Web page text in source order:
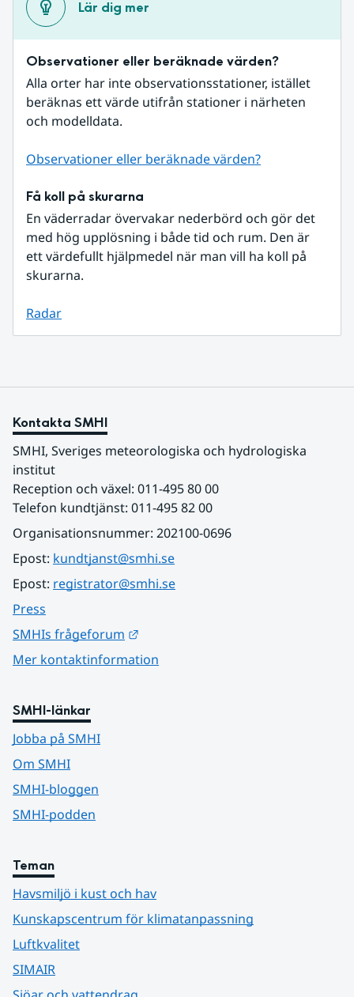
Lär dig mer
Observationer eller beräknade värden?
Alla orter har inte observationsstationer, istället
beräknas ett värde utifrån stationer i närheten
och modelldata.
Observationer eller beräknade värden?
Få koll på skurarna
En väderradar övervakar nederbörd och gör det
med hög upplösning i både tid och rum. Den är
ett värdefullt hjälpmedel när man vill ha koll på
skurarna.
Radar
Kontakta SMHI
SMHI, Sveriges meteorologiska och hydrologiska
institut
Reception och växel: 011-495 80 00
Telefon kundtjänst: 011-495 82 00
Organisationsnummer: 202100-0696
Epost: kundtjanst@smhi.se
Epost: registrator@smhi.se
Press
SMHIs frågeforum
Mer kontaktinformation
SMHI-länkar
Jobba på SMHI
Om SMHI
SMHI-bloggen
SMHI-podden
Teman
Havsmiljö i kust och hav
Kunskapscentrum för klimatanpassning
Luftkvalitet
SIMAIR